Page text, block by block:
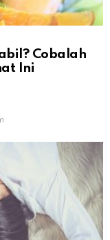
Cobalah
Ini